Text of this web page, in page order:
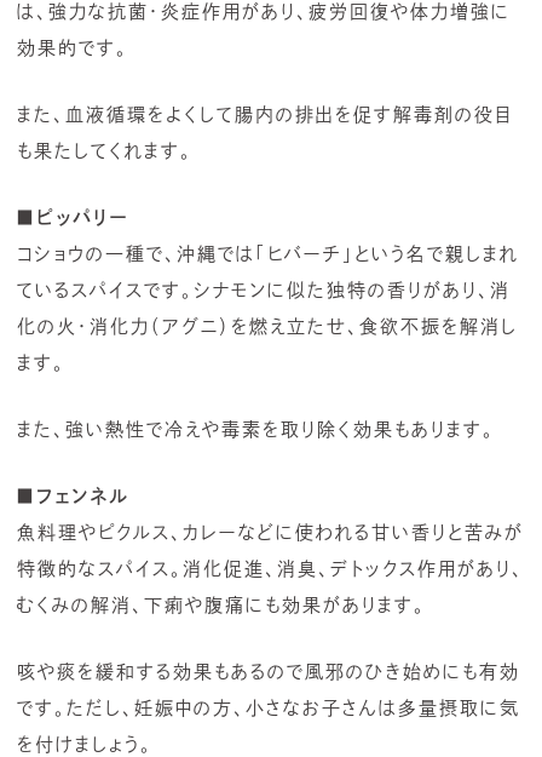
は、強力な抗菌・炎症作用があり、疲労回復や体力増強に
効果的です。
また、血液循環をよくして腸内の排出を促す解毒剤の役目
も果たしてくれます。
■ピッパリー
コショウの一種で、沖縄では「ヒバーチ」という名で親しまれ
ているスパイスです。シナモンに似た独特の香りがあり、消
化の火・消化力（アグニ）を燃え立たせ、食欲不振を解消し
ます。
また、強い熱性で冷えや毒素を取り除く効果もあります。
■フェンネル
魚料理やピクルス、カレーなどに使われる甘い香りと苦みが
特徴的なスパイス。消化促進、消臭、デトックス作用があり、
むくみの解消、下痢や腹痛にも効果があります。
咳や痰を緩和する効果もあるので風邪のひき始めにも有効
です。ただし、妊娠中の方、小さなお子さんは多量摂取に気
を付けましょう。